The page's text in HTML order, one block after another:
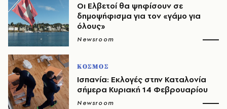
Οι Ελβετοί θα ψηφίσουν σε
δημοψήφισμα για τον «γάμο για
όλους»
Newsroom
ΚΟΣΜΟΣ
Ισπανία: Εκλογές στην Καταλονία
σήμερα Κυριακή 14 Φεβρουαρίου
Newsroom